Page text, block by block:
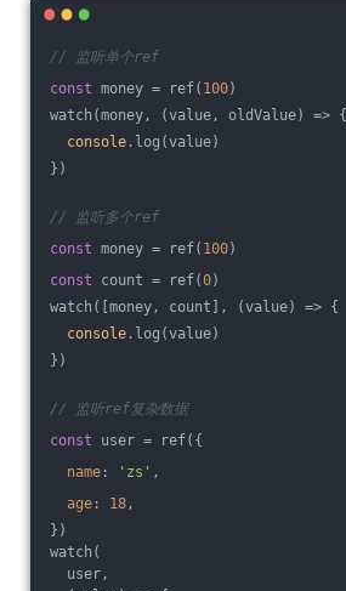
// 监听单个ref
const money = ref( 100)
watch(money, (value, oldValue) => {
console .log(value)
})
// 监听多个ref
const money = ref( 100)
const count = ref(0)
watch([money, count], (value) => {
console .log(value)
})
// 监听ref复杂数据
const user = ref({
name : 'zs' ,
age : 18,
})
watch(
user,